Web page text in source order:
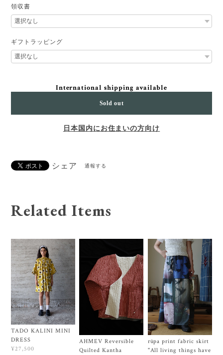
領収書
ギフトラッピング
International shipping available
Sold out
日本国内にお住まいの方向け
シェア 通報する
Related Items
TADO KALINI MINI
DRESS
¥27,500
AHMEV Reversible
Quilted Kantha
rūpa print fabric skirt
"All living things have